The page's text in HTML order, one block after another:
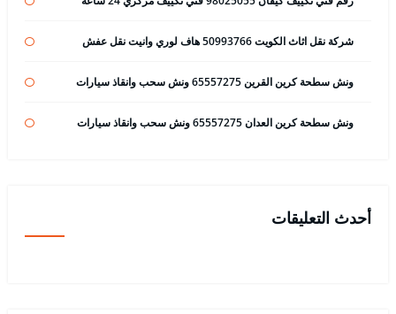
شركة نقل اثاث الكويت 50993766 هاف لوري وانيت نقل عفش
ونش سطحة كرين القرين 65557275 ونش سحب وانقاذ سيارات
ونش سطحة كرين العدان 65557275 ونش سحب وانقاذ سيارات
أحدث التعليقات